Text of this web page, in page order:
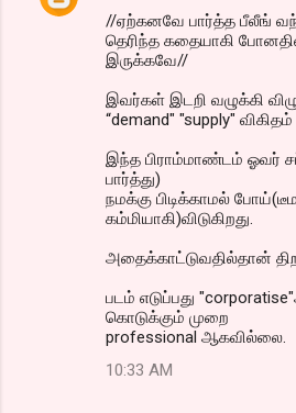
//ஏற்கனவே பார்த்த பீலீங்
தெரிந்த கதையாகி
இருக்கவே//
இவர்கள் இடறி வழுக்கி
“demand" "supply"
இந்த பிராம்மாண்டம் ஓவர்
பார்த்து)
நமக்கு பிடிக்காமல்
கம்மியாகி)விடுகிறது.
அதைக்காட்டுவதில்தான்
படம் எடுப்பது
கொடுக்கும் முறை
professional ஆகவில்லை.
10:33 AM